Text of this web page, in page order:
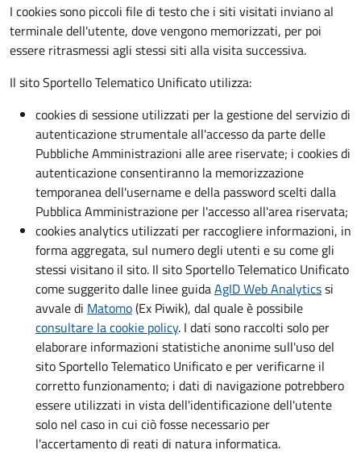
I cookies sono piccoli file di testo che i siti visitati inviano al
terminale dell'utente, dove vengono memorizzati, per poi
essere ritrasmessi agli stessi siti alla visita successiva.
Il sito Sportello Telematico Unificato utilizza:
cookies di sessione utilizzati per la gestione del servizio di
autenticazione strumentale all'accesso da parte delle
Pubbliche Amministrazioni alle aree riservate; i cookies di
autenticazione consentiranno la memorizzazione
temporanea dell'username e della password scelti dalla
Pubblica Amministrazione per l'accesso all'area riservata;
cookies analytics utilizzati per raccogliere informazioni, in
forma aggregata, sul numero degli utenti e su come gli
stessi visitano il sito. Il sito Sportello Telematico Unificato
come suggerito dalle linee guidaAgID Web Analyticssi
avvale di Matomo(Ex Piwik), dal quale è possibile
consultare la cookie policy. I dati sono raccolti solo per
elaborare informazioni statistiche anonime sull'uso del
sito Sportello Telematico Unificato e per verificarne il
corretto funzionamento; i dati di navigazione potrebbero
essere utilizzati in vista dell'identificazione dell'utente
solo nel caso in cui ciò fosse necessario per
l'accertamento di reati di natura informatica.